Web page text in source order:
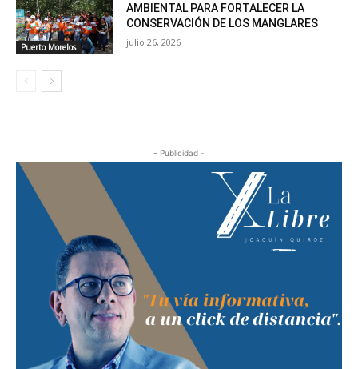
Puerto Morelos
AMBIENTAL PARA FORTALECER LA
CONSERVACIÓN DE LOS MANGLARES
julio 26, 2026
- Publicidad -